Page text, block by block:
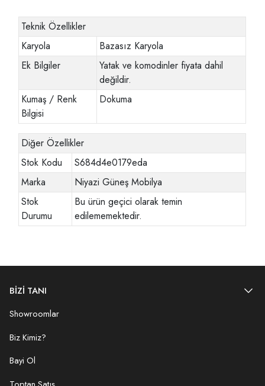
Teknik Özellikler
Karyola
Bazasız Karyola
Ek Bilgiler
Yatak ve komodinler fiyata dahil
değildir.
Kumaş / Renk
Bilgisi
Dokuma
Diğer Özellikler
Stok Kodu
S684d4e0179eda
Marka
Niyazi Güneş Mobilya
Stok
Durumu
Bu ürün geçici olarak temin
edilememektedir.
BİZİ TANI
Showroomlar
Biz Kimiz?
Bayi Ol